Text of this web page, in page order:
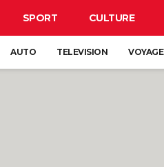
SPORT CULTURE
AUTO TELEVISION VOYAGE